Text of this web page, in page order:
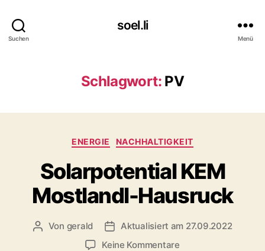
Suchen
soel.li
Menü
Schlagwort: PV
Kategorien
ENERGIE NACHHALTIGKEIT
Solarpotential KEM
Mostlandl-Hausruck
Beitragsautor
Von gerald Beitragsdatum
Aktualisiert am 27.09.2022
Keine Kommentarezu